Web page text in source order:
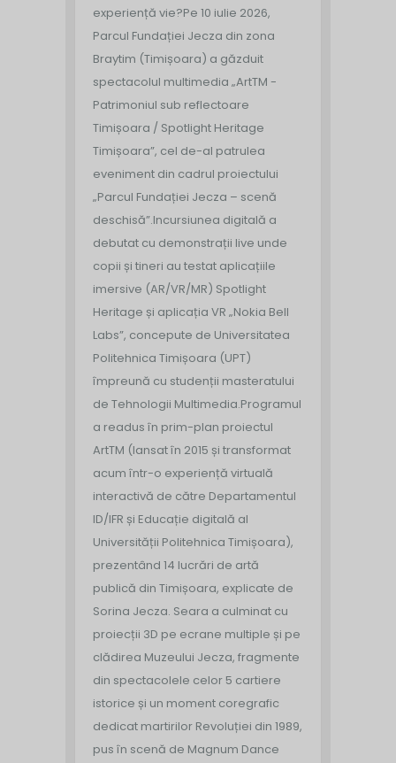
experiență vie?Pe 10 iulie 2026,
Parcul Fundației Jecza din zona
Braytim (Timișoara) a găzduit
spectacolul multimedia „ArtTM -
Patrimoniul sub reflectoare
Timișoara / Spotlight Heritage
Timișoara”, cel de-al patrulea
eveniment din cadrul proiectului
„Parcul Fundației Jecza – scenă
deschisă”.Incursiunea digitală a
debutat cu demonstrații live unde
copii și tineri au testat aplicațiile
imersive (AR/VR/MR) Spotlight
Heritage și aplicația VR „Nokia Bell
Labs”, concepute de Universitatea
Politehnica Timișoara (UPT)
împreună cu studenții masteratului
de Tehnologii Multimedia.Programul
a readus în prim-plan proiectul
ArtTM (lansat în 2015 și transformat
acum într-o experiență virtuală
interactivă de către Departamentul
ID/IFR și Educație digitală al
Universității Politehnica Timișoara),
prezentând 14 lucrări de artă
publică din Timișoara, explicate de
Sorina Jecza. Seara a culminat cu
proiecții 3D pe ecrane multiple și pe
clădirea Muzeului Jecza, fragmente
din spectacolele celor 5 cartiere
istorice și un moment coregrafic
dedicat martirilor Revoluției din 1989,
pus în scenă de Magnum Dance